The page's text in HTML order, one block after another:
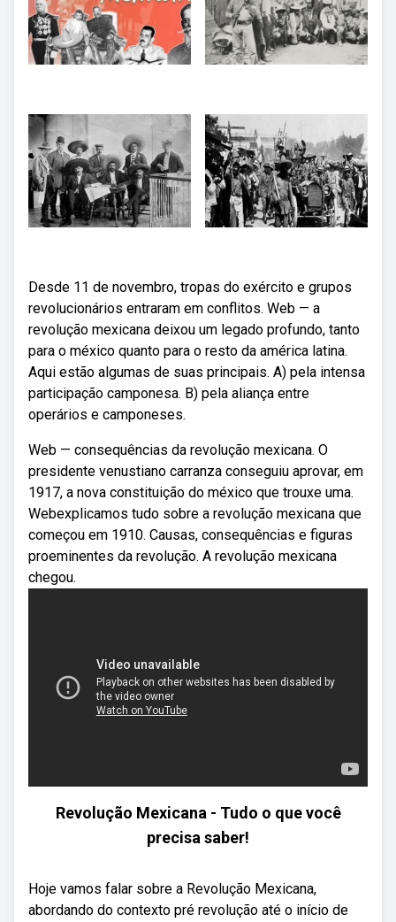
Desde 11 de novembro, tropas do exército e grupos
revolucionários entraram em conflitos. Web — a
revolução mexicana deixou um legado profundo, tanto
para o méxico quanto para o resto da américa latina.
Aqui estão algumas de suas principais. A) pela intensa
participação camponesa. B) pela aliança entre
operários e camponeses.
Web — consequências da revolução mexicana. O
presidente venustiano carranza conseguiu aprovar, em
1917, a nova constituição do méxico que trouxe uma.
Webexplicamos tudo sobre a revolução mexicana que
começou em 1910. Causas, consequências e figuras
proeminentes da revolução. A revolução mexicana
chegou.
Revolução Mexicana - Tudo o que você
precisa saber!
Hoje vamos falar sobre a Revolução Mexicana,
abordando do contexto pré revolução até o início de